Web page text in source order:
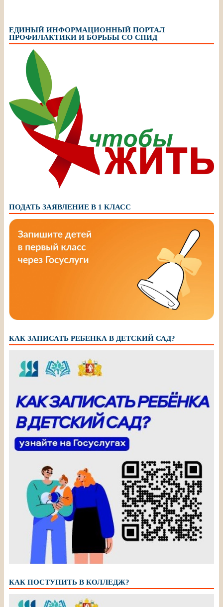
ЕДИНЫЙ ИНФОРМАЦИОННЫЙ ПОРТАЛ
ПРОФИЛАКТИКИ И БОРЬБЫ СО СПИД
ПОДАТЬ ЗАЯВЛЕНИЕ В 1 КЛАСС
КАК ЗАПИСАТЬ РЕБЕНКА В ДЕТСКИЙ САД?
КАК ПОСТУПИТЬ В КОЛЛЕДЖ?